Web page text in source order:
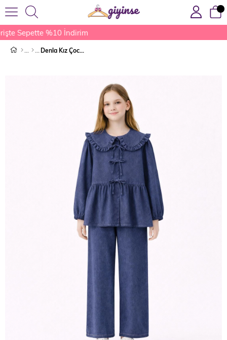
Sepette %10 İndirim
Denla Kız Çocuk Kot Takım Lacivert